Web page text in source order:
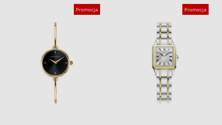
Promocja Promocja